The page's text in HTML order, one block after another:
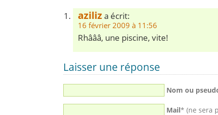
aziliza écrit:
16 février 2009 à 11:56
Rhâââ, une piscine, vite!
Laisser une réponse
Nom ou
Mail* (ne sera